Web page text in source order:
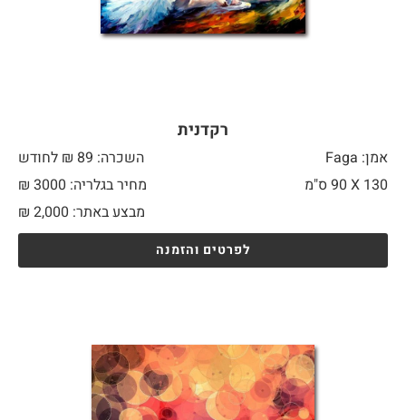
רקדנית
אמן: Faga
השכרה: 89 ₪ לחודש
130 X
מחיר בגלריה: 3000 ₪
מבצע באתר:
₪ 2,000
לפרטים והזמנה